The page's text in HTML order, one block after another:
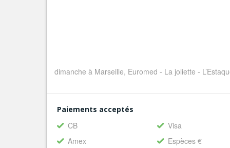
dimanche à Marseille, Euromed - La joliette -
Paiements acceptés
CB
Visa
Amex
Espèces €